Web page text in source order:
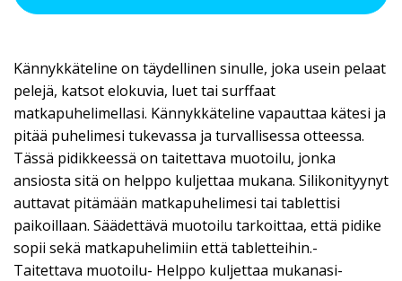
Kännykkäteline on täydellinen sinulle, joka usein pelaat
pelejä, katsot elokuvia, luet tai surffaat
matkapuhelimellasi. Kännykkäteline vapauttaa kätesi ja
pitää puhelimesi tukevassa ja turvallisessa otteessa.
Tässä pidikkeessä on taitettava muotoilu, jonka
ansiosta sitä on helppo kuljettaa mukana. Silikonityynyt
auttavat pitämään matkapuhelimesi tai tablettisi
paikoillaan. Säädettävä muotoilu tarkoittaa, että pidike
sopii sekä matkapuhelimiin että tabletteihin.-
Taitettava muotoilu- Helppo kuljettaa mukanasi-